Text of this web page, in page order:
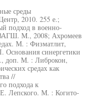
среды
2010. 255 е.;
подход в военно-
M., 2008; Ахромеев
М. : Физматлит,
синергетики
доп. М. : Либрокон,
средах как
//
подхода к
Лепского. М. : Когито-